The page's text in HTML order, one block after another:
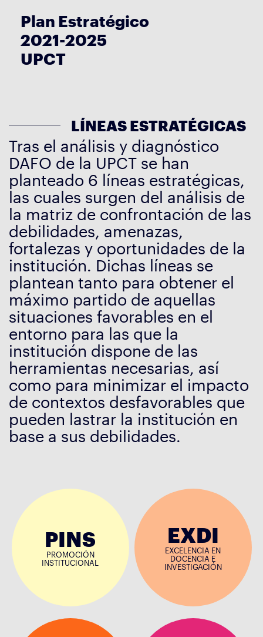
Plan Estratégico
2021-2025
UPCT
LÍNEAS ESTRATÉGICAS
Tras el análisis y diagnóstico
DAFO de la UPCT se han
planteado 6 líneas estratégicas,
las cuales surgen del análisis de
la matriz de confrontación de las
debilidades, amenazas,
fortalezas y oportunidades de la
institución. Dichas líneas se
plantean tanto para obtener el
máximo partido de aquellas
situaciones favorables en el
entorno para las que la
institución dispone de las
herramientas necesarias, así
como para minimizar el impacto
de contextos desfavorables que
pueden lastrar la institución en
base a sus debilidades.
PINS
PROMOCIÓN
INSTITUCIONAL
EXDI
EXCELENCIA EN
DOCENCIA E
INVESTIGACIÓN